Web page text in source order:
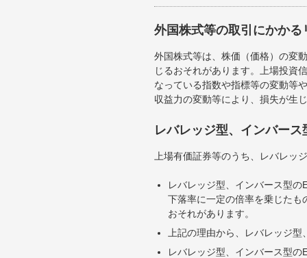
外国株式等の取引にかかる
外国株式等は、株価（価格）の変
じるおそれがあります。上場投資
なっている指数や指標等の変動等
収益力の変動等により、損失が生
レバレッジ型、インバー
上場有価証券等のうち、レバレ
レバレッジ型、インバース型
下落率に一定の倍率を乗じた
おそれがあります。
上記の理由から、レバレッジ
レバレッジ型、インバース型